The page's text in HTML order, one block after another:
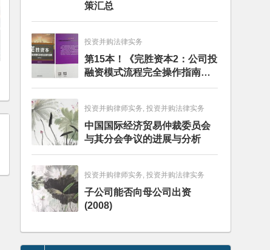
策汇总
投资并购法律实务
第15本！《完胜资本2：公司投
融资模式流程完全操作指南》
（第四版）出版
投资并购律师实务, 投资并购法律实务
中国国际经济贸易仲裁委员会
与其分会争议的进展与分析
投资并购律师实务, 投资并购法律实务
子公司能否向母公司出资
(2008)